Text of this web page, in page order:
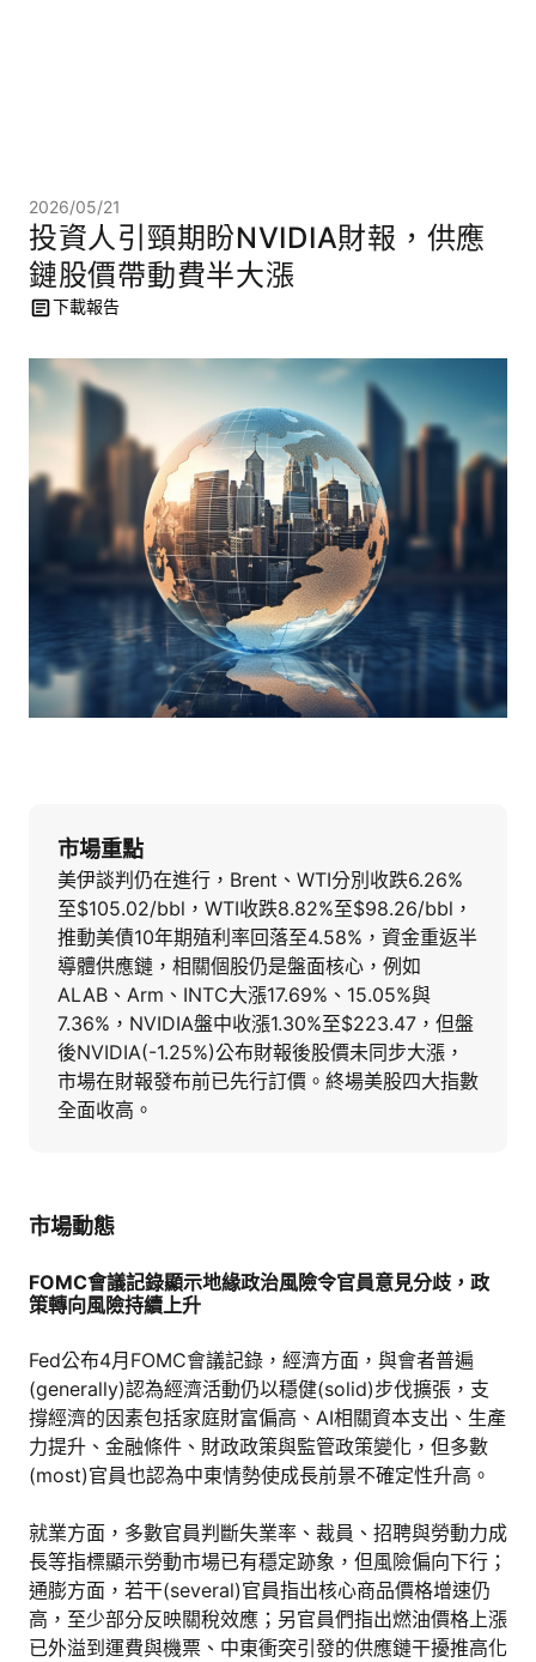
2026/05/21
投資人引頸期盼NVIDIA財報，供應
鏈股價帶動費半大漲
下載報告
市場重點
美伊談判仍在進行，Brent、WTI分別收跌6.26%
至$105.02/bbl，WTI收跌8.82%至$98.26/bbl，
推動美債10年期殖利率回落至4.58%，資金重返半
導體供應鏈，相關個股仍是盤面核心，例如
ALAB、Arm、INTC大漲17.69%、15.05%與
7.36%，NVIDIA盤中收漲1.30%至$223.47，但盤
後NVIDIA(-1.25%)公布財報後股價未同步大漲，
市場在財報發布前已先行訂價。終場美股四大指數
全面收高。
市場動態
FOMC會議記錄顯示地緣政治風險令官員意見分歧，政
策轉向風險持續上升
Fed公布4月FOMC會議記錄，經濟方面，與會者普遍
(generally)認為經濟活動仍以穩健(solid)步伐擴張，支
撐經濟的因素包括家庭財富偏高、AI相關資本支出、生產
力提升、金融條件、財政政策與監管政策變化，但多數
(most)官員也認為中東情勢使成長前景不確定性升高。
就業方面，多數官員判斷失業率、裁員、招聘與勞動力成
長等指標顯示勞動市場已有穩定跡象，但風險偏向下行；
通膨方面，若干(several)官員指出核心商品價格增速仍
高，至少部分反映關稅效應；另官員們指出燃油價格上漲
已外溢到運費與機票、中東衝突引發的供應鏈干擾推高化